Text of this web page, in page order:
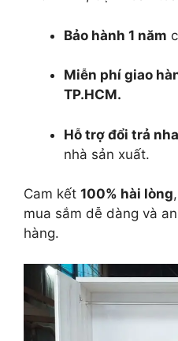
Bảo hành 1 năm
Miễn phí giao
TP.HCM.
Hỗ trợ đổi trả
nhà sản xuất.
Cam kết 100% hài lòng
mua sắm dễ dàng và
hàng.